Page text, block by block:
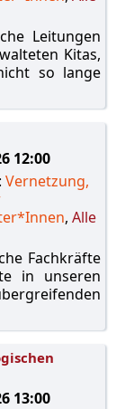
Leitungen
Kitas,
so lange
12:00
Vernetzung,
, Alle
Fachkräfte
in unseren
13:00